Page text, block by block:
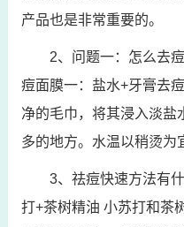
产品也是非常重要的。
2、问题一：怎么去
痘面膜一：盐水+牙膏去
净的毛巾，将其浸入淡盐
多的地方。水温以稍烫为
3、祛痘快速方法有
打+茶树精油 小苏打和茶